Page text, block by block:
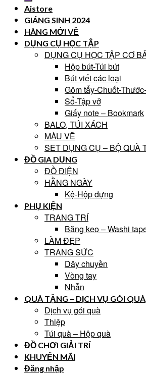
Aistore
GIÁNG SINH 2024
HÀNG MỚI VỀ
DỤNG CỤ HỌC TẬP
DỤNG CỤ HỌC TẬP CƠ
Hộp bút-Túi bút
Bút viết các loại
Gôm tẩy-Chuốt-
Sổ-Tập vở
Giấy note – Bookmark
BALO, TÚI XÁCH
MÀU VẼ
SET DỤNG CỤ – BỘ QUÀ
ĐỒ GIA DỤNG
ĐỒ ĐIỆN
HẰNG NGÀY
Kệ-Hộp đựng
PHỤ KIỆN
TRANG TRÍ
Băng keo – Washi
LÀM ĐẸP
TRANG SỨC
Dây chuyền
Vòng tay
Nhẫn
QUÀ TẶNG – DỊCH VỤ GÓI QUÀ
Dịch vụ gói quà
Thiệp
Túi quà – Hộp quà
ĐỒ CHƠI GIẢI TRÍ
KHUYẾN MÃI
Đăng nhập